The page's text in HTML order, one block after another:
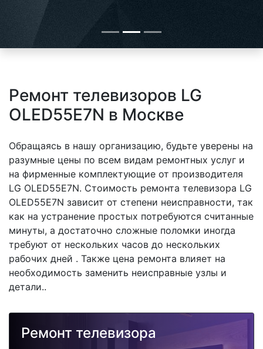
Ремонт телевизоров LG
OLED55E7N в Москве
Обращаясь в нашу организацию, будьте уверены на
разумные цены по всем видам ремонтных услуг и
на фирменные комплектующие от производителя
LG OLED55E7N. Стоимость ремонта телевизора LG
OLED55E7N зависит от степени неисправности, так
как на устранение простых потребуются считанные
минуты, а достаточно сложные поломки иногда
требуют от нескольких часов до нескольких
рабочих дней . Также цена ремонта влияет на
необходимость заменить неисправные узлы и
детали..
Ремонт телевизора